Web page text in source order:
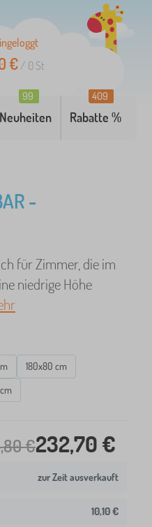
€/ 0 St
Neuheiten
99
Rabatte %
409
-
für Zimmer, die im
niedrige Höhe
180x80 cm
€232,70 €
zur Zeit ausverkauft
10,10 €